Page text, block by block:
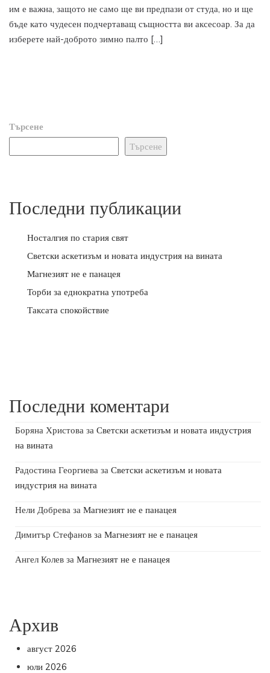
им е важна, защото не само ще ви предпази от студа, но и ще
бъде като чудесен подчертаващ същността ви аксесоар. За да
изберете най-доброто зимно палто […]
Търсене
Търсене
Последни публикации
Носталгия по стария свят
Светски аскетизъм и новата индустрия на вината
Магнезият не е панацея
Торби за еднократна употреба
Таксата спокойствие
Последни коментари
Боряна Христова за Светски аскетизъм и новата индустрия
на вината
Радостина Георгиева за Светски аскетизъм и новата
индустрия на вината
Нели Добрева за Магнезият не е панацея
Димитър Стефанов за Магнезият не е панацея
Ангел Колев за Магнезият не е панацея
Архив
август 2026
юли 2026